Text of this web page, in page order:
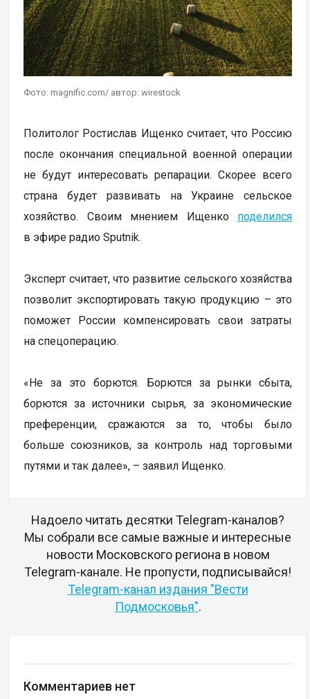
Фото: magnific.com/ автор: wirestock
Политолог Ростислав Ищенко считает, что Россию
после окончания специальной военной операции
не будут интересовать репарации. Скорее всего
страна будет развивать на Украине сельское
хозяйство. Своим мнением Ищенко поделился
в эфире радио Sputnik.
Эксперт считает, что развитие сельского хозяйства
позволит экспортировать такую продукцию – это
поможет России компенсировать свои затраты
на спецоперацию.
«Не за это борются. Борются за рынки сбыта,
борются за источники сырья, за экономические
преференции, сражаются за то, чтобы было
больше союзников, за контроль над торговыми
путями и так далее», – заявил Ищенко.
Надоело читать десятки Telegram-каналов?
Мы собрали все самые важные и интересные
новости Московского региона в новом
Telegram-канале. Не пропусти, подписывайся!
Telegram-канал издания "Вести
Подмосковья".
Комментариев нет